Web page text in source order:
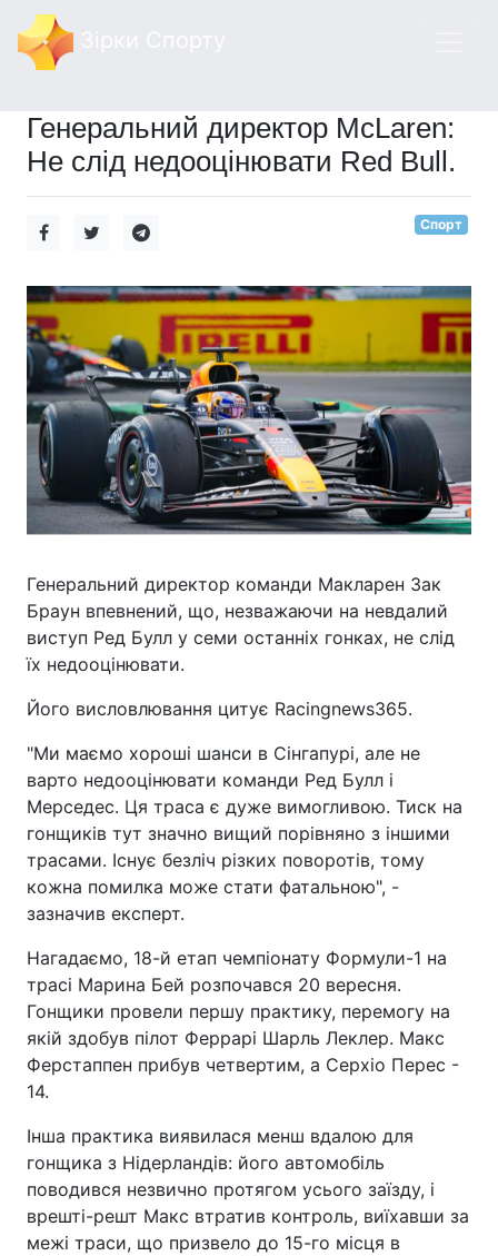
Генеральний директор McLaren:
Не слід недооцінювати Red Bull.
Спорт
Генеральний директор команди Макларен Зак
Браун впевнений, що, незважаючи на невдалий
виступ Ред Булл у семи останніх гонках, не слід
їх недооцінювати.
Його висловлювання цитує Racingnews365.
"Ми маємо хороші шанси в Сінгапурі, але не
варто недооцінювати команди Ред Булл і
Мерседес. Ця траса є дуже вимогливою. Тиск на
гонщиків тут значно вищий порівняно з іншими
трасами. Існує безліч різких поворотів, тому
кожна помилка може стати фатальною", -
зазначив експерт.
Нагадаємо, 18-й етап чемпіонату Формули-1 на
трасі Марина Бей розпочався 20 вересня.
Гонщики провели першу практику, перемогу на
якій здобув пілот Феррарі Шарль Леклер. Макс
Ферстаппен прибув четвертим, а Серхіо Перес -
14.
Інша практика виявилася менш вдалою для
гонщика з Нідерландів: його автомобіль
поводився незвично протягом усього заїзду, і
врешті-решт Макс втратив контроль, виїхавши за
межі траси, що призвело до 15-го місця в